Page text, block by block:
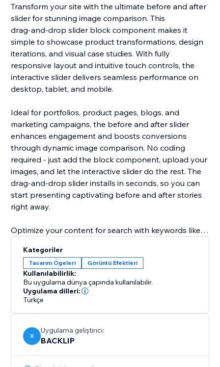
Transform your site with the ultimate before and after
slider for stunning image comparison. This
drag‑and‑drop slider block component makes it
simple to showcase product transformations, design
iterations, and visual case studies. With fully
responsive layout and intuitive touch controls, the
interactive slider delivers seamless performance on
desktop, tablet, and mobile.
Ideal for portfolios, product pages, blogs, and
marketing campaigns, the before and after slider
enhances engagement and boosts conversions
through dynamic image comparison. No coding
required - just add the block component, upload your
images, and let the interactive slider do the rest. The
drag‑and‑drop slider installs in seconds, so you can
start presenting captivating before and after stories
right away.
Optimize your content for search with keywords like
slider, block component, and drag‑and‑drop slider.
Elevate your user experience, increase time on page,
and drive more leads with this SEO‑friendly solution
for visual storytelling.
Kategoriler
Tasarım Ögeleri Görüntü Efektleri
Kullanılabilirlik:
Bu uygulama dünya çapında kullanılabilir.
Uygulama dilleri:
Türkçe
B
Uygulama geliştirici:
BACKLIP